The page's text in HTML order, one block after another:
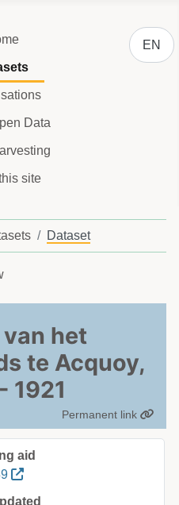
Data
site
Select
EN
Dataset
het
te Acquoy,
1921
Permanent link
aid